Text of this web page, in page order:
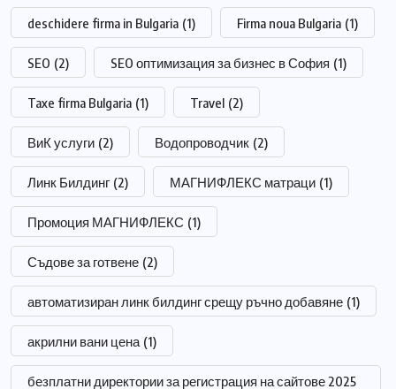
deschidere firma in Bulgaria (1) Firma noua Bulgaria (1)
SEO (2) SEO оптимизация за бизнес в София (1)
Taxe firma Bulgaria (1) Travel (2)
ВиК услуги (2) Водопроводчик (2)
Линк Билдинг (2) МАГНИФЛЕКС матраци (1)
Промоция МАГНИФЛЕКС (1)
Съдове за готвене (2)
автоматизиран линк билдинг срещу ръчно добавяне (1)
акрилни вани цена (1)
безплатни директории за регистрация на сайтове 2025